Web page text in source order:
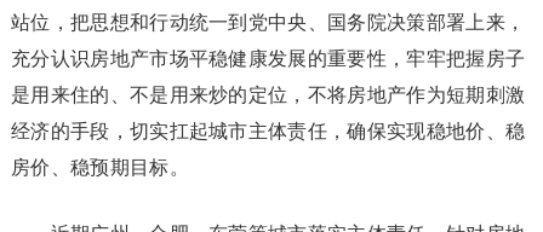
站位，把思想和行动统一到党中央、国务院决策部署上来，
充分认识房地产市场平稳健康发展的重要性，牢牢把握房子
是用来住的、不是用来炒的定位，不将房地产作为短期刺激
经济的手段，切实扛起城市主体责任，确保实现稳地价、稳
房价、稳预期目标。